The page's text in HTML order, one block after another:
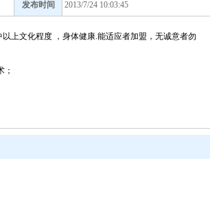
发布时间 2013/7/24 10:03:45
上文化程度 ，身体健康.能适应者加盟，无诚意者勿
；